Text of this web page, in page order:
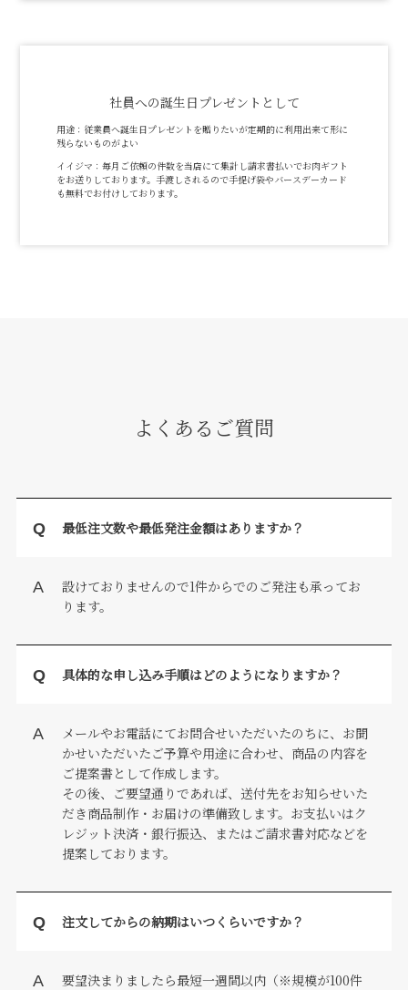
社員への誕生日プレゼントとして
用途： 従業員へ誕生日プレゼントを贈りたいが定期的に利用出来て形に
残らないものがよい
イイジマ：毎月ご依頼の件数を当店にて集計し請求書払いでお肉ギフト
をお送りしております。手渡しされるので手提げ袋やバースデーカード
も無料でお付けしております。
よくあるご質問
最低注文数や最低発注金額はありますか？
設けておりませんので1件からでのご発注も承ってお
ります。
具体的な申し込み手順はどのようになりますか？
メールやお電話にてお問合せいただいたのちに、お聞
かせいただいたご予算や用途に合わせ、商品の内容を
ご提案書として作成します。
その後、ご要望通りであれば、送付先をお知らせいた
だき商品制作・お届けの準備致します。お支払いはク
レジット決済・銀行振込、またはご請求書対応などを
提案しております。
注文してからの納期はいつくらいですか？
要望決まりましたら最短一週間以内（※規模が100件